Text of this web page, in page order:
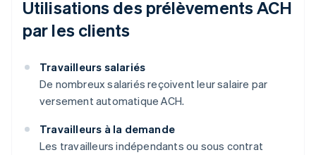
Utilisations des prélèvements ACH
par les clients
Travailleurs salariés
De nombreux salariés reçoivent leur salaire par
versement automatique ACH.
Travailleurs à la demande
Les travailleurs indépendants ou sous contrat